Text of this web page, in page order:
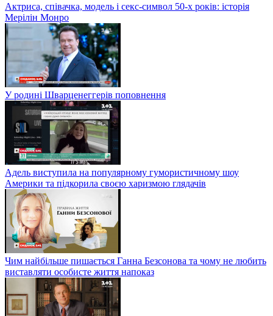
Актриса, співачка, модель і секс-символ 50-х років: історія
Мерілін Монро
У родині Шварценеггерів поповнення
Адель виступила на популярному гумористичному шоу
Америки та підкорила своєю харизмою глядачів
Чим найбільше пишається Ганна Безсонова та чому не любить
виставляти особисте життя напоказ